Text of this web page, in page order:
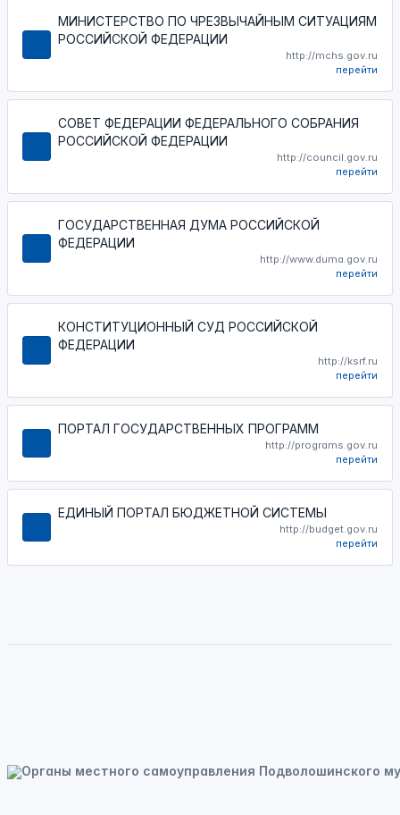
МИНИСТЕРСТВО ПО ЧРЕЗВЫЧАЙНЫМ СИТУАЦИЯМ
РОССИЙСКОЙ ФЕДЕРАЦИИ
http://mchs.gov.ru
перейти
СОВЕТ ФЕДЕРАЦИИ ФЕДЕРАЛЬНОГО СОБРАНИЯ
РОССИЙСКОЙ ФЕДЕРАЦИИ
http://council.gov.ru
перейти
ГОСУДАРСТВЕННАЯ ДУМА РОССИЙСКОЙ
ФЕДЕРАЦИИ
http://www.duma.gov.ru
перейти
КОНСТИТУЦИОННЫЙ СУД РОССИЙСКОЙ
ФЕДЕРАЦИИ
http://ksrf.ru
перейти
ПОРТАЛ ГОСУДАРСТВЕННЫХ ПРОГРАММ
http://programs.gov.ru
перейти
ЕДИНЫЙ ПОРТАЛ БЮДЖЕТНОЙ СИСТЕМЫ
http://budget.gov.ru
перейти